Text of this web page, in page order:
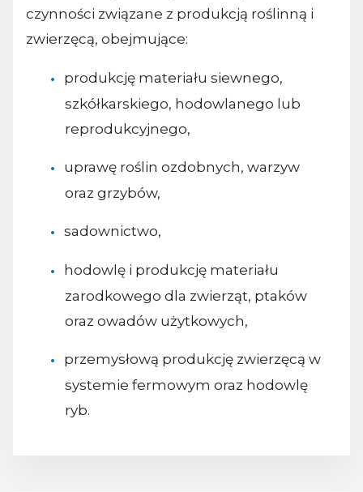
czynności związane z produkcją roślinną i
zwierzęcą, obejmujące:
produkcję materiału siewnego,
szkółkarskiego, hodowlanego lub
reprodukcyjnego,
uprawę roślin ozdobnych, warzyw
oraz grzybów,
sadownictwo,
hodowlę i produkcję materiału
zarodkowego dla zwierząt, ptaków
oraz owadów użytkowych,
przemysłową produkcję zwierzęcą w
systemie fermowym oraz hodowlę
ryb.